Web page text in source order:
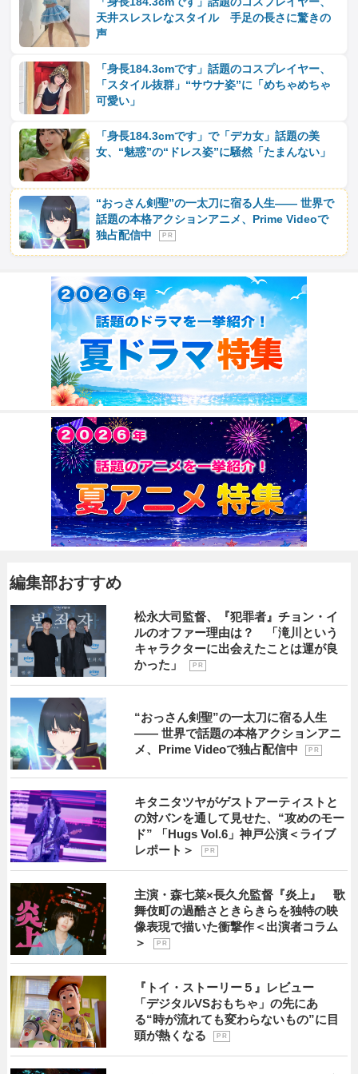
天井スレスレなスタイル 手足の長さに驚きの
声
「身長184.3cmです」話題のコスプレイヤー、
「スタイル抜群」“サウナ姿”に「めちゃめちゃ
可愛い」
「身長184.3cmです」で「デカ女」話題の美
女、“魅惑”の“ドレス姿”に騒然「たまんない」
“おっさん剣聖”の一太刀に宿る人生―― 世界で
話題の本格アクションアニメ、Prime Videoで
独占配信中
P R
編集部おすすめ
松永大司監督、『犯罪者』チョン・イ
ルのオファー理由は？ 「滝川という
キャラクターに出会えたことは運が良
かった」
P R
“おっさん剣聖”の一太刀に宿る人生
―― 世界で話題の本格アクションアニ
メ、Prime Videoで独占配信中
P R
キタニタツヤがゲストアーティストと
の対バンを通して見せた、“攻めのモー
ド” 「Hugs Vol.6」神戸公演＜ライブ
レポート＞
P R
主演・森七菜×長久允監督『炎上』 歌
舞伎町の過酷さときらきらを独特の映
像表現で描いた衝撃作＜出演者コラム
＞
P R
『トイ・ストーリー５』レビュー
「デジタルVSおもちゃ」の先にあ
る“時が流れても変わらないもの”に目
頭が熱くなる
P R